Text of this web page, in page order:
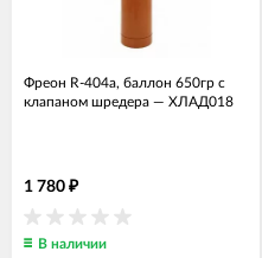
Фреон R-404a, баллон 650гр с
клапаном шредера — ХЛАД018
1 780 ₽
В наличии